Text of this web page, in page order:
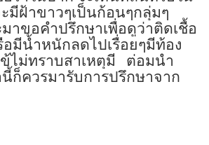
มีฝ้าขาวๆเป็นก้อนๆกลุ่มๆ
าขอคำปรึกษาเพื่อดูว่าติดเชื้อ
อมีน้ำหนักลดไปเรื่อยๆมีท้อง
ไม่ทราบสาเหตุมี
ต่อมนำ
นี้ก็ควรมารับการปรึกษาจาก